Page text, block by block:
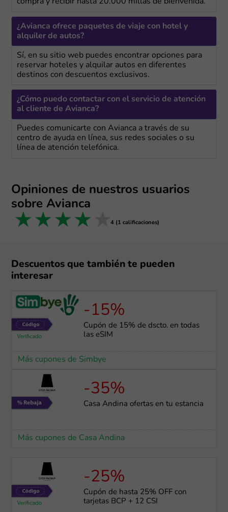
compra y recibir hasta 20.000 millas de bienvenida.
¿Avianca ofrece paquetes de viaje con hotel y
alquiler de autos?
Sí, en su sitio web puedes encontrar opciones para
reservar hoteles y alquilar autos en diferentes
destinos con descuentos exclusivos.
¿Cómo puedo contactar con el servicio de atención
al cliente de Avianca?
Puedes comunicarte con Avianca a través de su
centro de ayuda en línea, sus redes sociales o su
línea de atención telefónica.
Opiniones de nuestros usuarios
sobre Avianca
5 stars
4 stars
3 stars
2 stars
1 star 4 (1 calificaciones)
Descuentos que también te pueden
interesar
-15%
Cupón de 15% de dscto. en todas
las eSIM
Más cupones de Simbye
-35%
Casa Andina ofertas en tu estancia
Más cupones de Casa Andina
-25%
Cupón de hasta 25% OFF con
tarjetas BCP + 12 CSI